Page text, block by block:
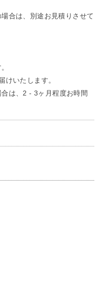
合は、別途お見積りさせて
けいたします。
は、2 - 3ヶ月程度お時間